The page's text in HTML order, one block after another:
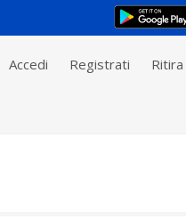
Accedi Registrati Ritira